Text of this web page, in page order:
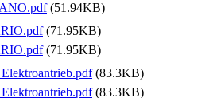
(51.94KB)
(71.95KB)
(71.95KB)
(83.3KB)
(83.3KB)